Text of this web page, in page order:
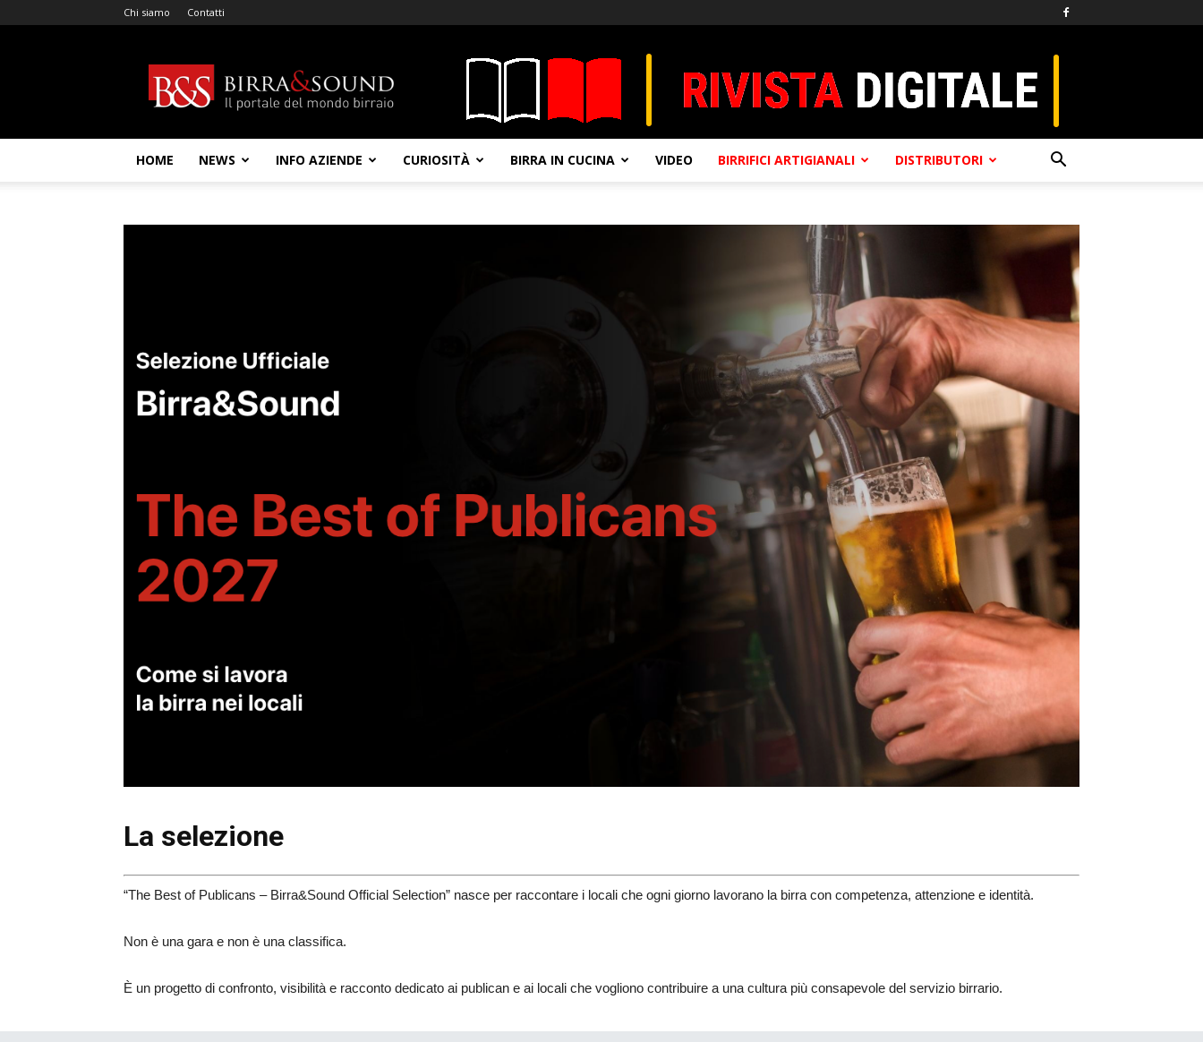
Chi siamo Contatti
&
Sound
HOME NEWS INFO AZIENDE CURIOSITÀ BIRRA IN CUCINA VIDEO BIRRIFICI ARTIGIANALI DISTRIBUTORI
La selezione
“The Best of Publicans – Birra&Sound Official Selection” nasce per raccontare i locali che ogni giorno lavorano la birra con competenza, attenzione e identità.
Non è una gara e non è una classifica.
È un progetto di confronto, visibilità e racconto dedicato ai publican e ai locali che vogliono contribuire a una cultura più consapevole del servizio birrario.